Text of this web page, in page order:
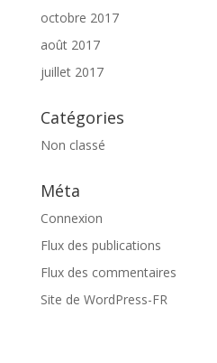
octobre 2017
août 2017
juillet 2017
Catégories
Non classé
Méta
Connexion
Flux des publications
Flux des commentaires
Site de WordPress-FR